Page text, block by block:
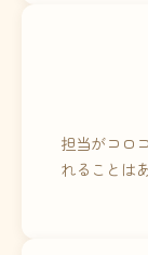
担当がコロ
れることは